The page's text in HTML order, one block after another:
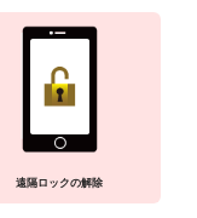
遠隔ロックの解除